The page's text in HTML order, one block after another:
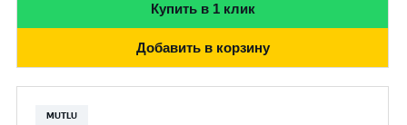
Купить в 1 клик
Добавить в корзину
MUTLU